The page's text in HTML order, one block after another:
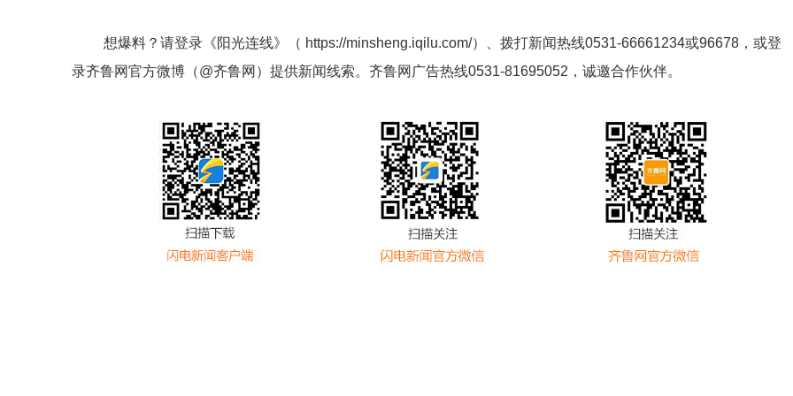
想爆料？请登录《阳光连线》（ https://minsheng.iqilu.com/）、拨打新闻热线0531-66661234或96678，或登
录齐鲁网官方微博（@齐鲁网 ）提供新闻线索。齐鲁网广告热线0531-81695052 ，诚邀合作伙伴。